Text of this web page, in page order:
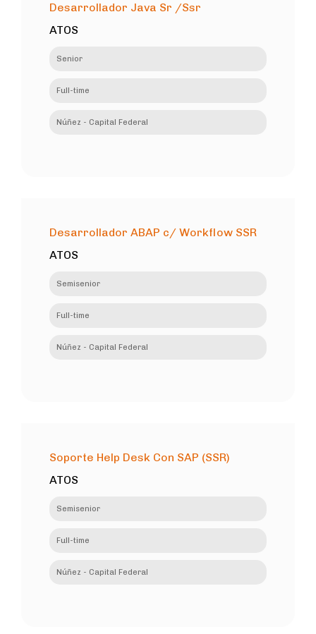
Desarrollador Java Sr /Ssr
ATOS
Senior
Full-time
Núñez - Capital Federal
Desarrollador ABAP c/ Workflow SSR
ATOS
Semisenior
Full-time
Núñez - Capital Federal
Soporte Help Desk Con SAP (SSR)
ATOS
Semisenior
Full-time
Núñez - Capital Federal